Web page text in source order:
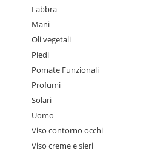
Labbra
Mani
Oli vegetali
Piedi
Pomate Funzionali
Profumi
Solari
Uomo
Viso contorno occhi
Viso creme e sieri